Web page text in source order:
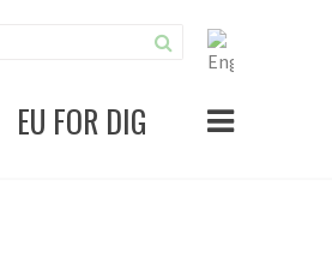
EU FOR DIG